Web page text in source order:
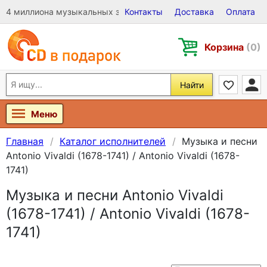
4 миллиона музыкальных записей на Виниле, CD и DVD
Контакты Доставка Оплата
Корзина (0)
Найти
Меню
Главная Каталог исполнителей
Музыка и песни
Antonio Vivaldi (1678-1741) / Antonio Vivaldi (1678-
1741)
Музыка и песни Antonio Vivaldi
(1678-1741) / Antonio Vivaldi (1678-
1741)